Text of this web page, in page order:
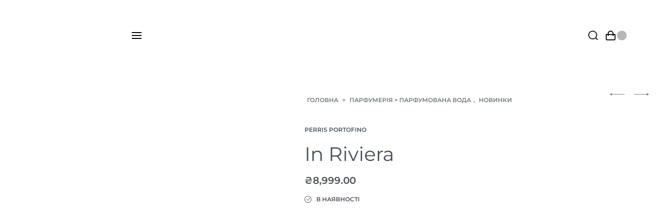
ГОЛОВНА > ПАРФУМЕРІЯ > ПАРФУМОВАНА ВОДА , НОВИНКИ
PERRIS PORTOFINO
In Riviera
₴8,999.00
В НАЯВНОСТІ